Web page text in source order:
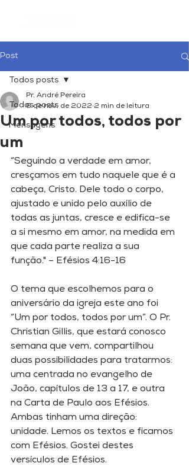
Post
Todos posts
Mensagens
Todos posts
Um por todos, todos por
um
Pr. André Pereira
6 de nov. de 2022 2 min de leitura
“Seguindo a verdade em amor,
cresçamos em tudo naquele que é a
cabeça, Cristo. Dele todo o corpo,
ajustado e unido pelo auxílio de
todas as juntas, cresce e edifica-se
a si mesmo em amor, na medida em
que cada parte realiza a sua
função." – Efésios 4:16-16
O tema que escolhemos para o
aniversário da igreja este ano foi
“Um por todos, todos por um”. O Pr.
Christian Gillis, que estará conosco
semana que vem, compartilhou
duas possibilidades para tratarmos:
uma centrada no evangelho de
João, capítulos de 13 a 17, e outra
na Carta de Paulo aos Efésios.
Ambas tinham uma direção:
unidade. Lemos os textos e ficamos
com Efésios. Gostei destes
versículos de Efésios.